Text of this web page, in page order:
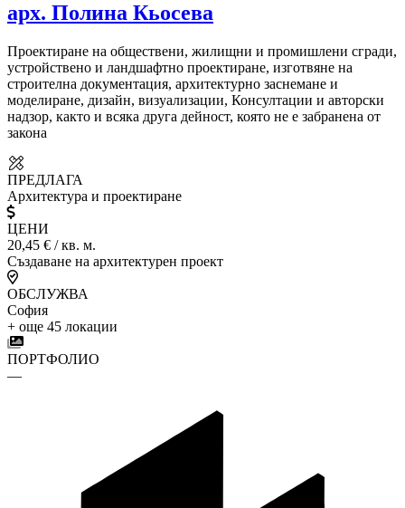
арх. Полина Кьосева
Проектиране на обществени, жилищни и промишлени сгради,
устройствено и ландшафтно проектиране, изготвяне на
строителна документация, архитектурно заснемане и
моделиране, дизайн, визуализации, Консултации и авторски
надзор, както и всяка друга дейност, която не е забранена от
закона
ПРЕДЛАГА
Архитектура и проектиране
ЦЕНИ
20,45 € / кв. м.
Създаване на архитектурен проект
ОБСЛУЖВА
София
+ още 45 локации
ПОРТФОЛИО
—